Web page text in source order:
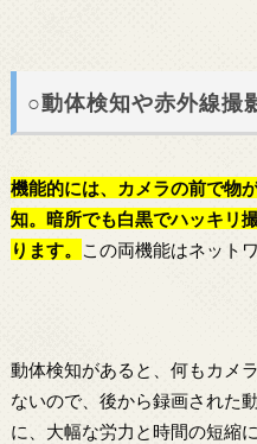
○動体検知や赤外線撮
機能的には、カメラの前で物
知。暗所でも白黒でハッキリ
ります。
この両機能はネット
動体検知があると、何もカメ
ないので、後から録画された
に、大幅な労力と時間の短縮